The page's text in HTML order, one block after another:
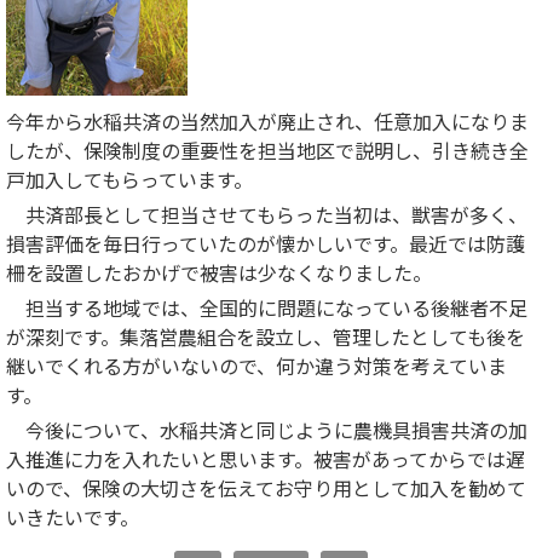
今年から水稲共済の当然加入が廃止され、任意加入になりま
したが、保険制度の重要性を担当地区で説明し、引き続き全
戸加入してもらっています。
共済部長として担当させてもらった当初は、獣害が多く、
損害評価を毎日行っていたのが懐かしいです。最近では防護
柵を設置したおかげで被害は少なくなりました。
担当する地域では、全国的に問題になっている後継者不足
が深刻です。集落営農組合を設立し、管理したとしても後を
継いでくれる方がいないので、何か違う対策を考えていま
す。
今後について、水稲共済と同じように農機具損害共済の加
入推進に力を入れたいと思います。被害があってからでは遅
いので、保険の大切さを伝えてお守り用として加入を勧めて
いきたいです。